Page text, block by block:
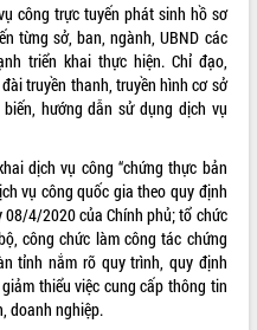
công trực tuyến phát sinh hồ sơ
từng sở, ban, ngành, UBND các
triển khai thực hiện. Chỉ đạo,
truyền thanh, truyền hình cơ sở
hướng dẫn sử dụng dịch vụ
dịch vụ công “chứng thực bản
vụ công quốc gia theo quy định
4/2020 của Chính phủ; tổ chức
công chức làm công tác chứng
tỉnh nắm rõ quy trình, quy định
thiểu việc cung cấp thông tin
dân, doanh nghiệp.